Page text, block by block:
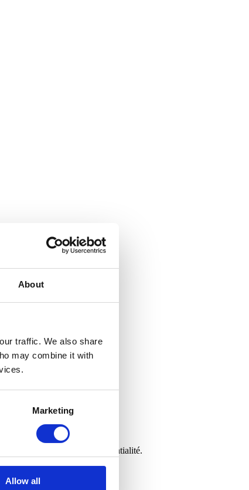
About
traffic. We also share
may combine it with
Marketing
Allow all
à sa politique de confidentialité.